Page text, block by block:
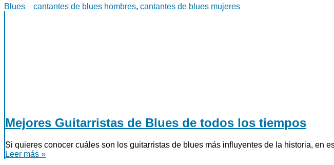
Blues
cantantes de blues hombres, cantantes de blues mujeres
Mejores Guitarristas de Blues de todos los tiempos
Si quieres conocer cuáles son los guitarristas de blues más influyentes de la historia, en
Leer más »